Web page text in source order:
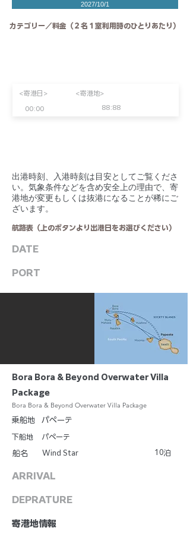
<寄港日>
00:00 88:88
<寄港地>
2027/10/1
カテゴリー／料金（２名１室利用時のひとりあたり）
​出港時刻、入港時刻は目安としてご覧くださ
い。気象条件などを含め安全上の理由で、寄
港地が変更もしくは抜港になることが稀にご
ざいます。
航路表（上のボタンより出港日をお選びください）
DATE
PORT
Bora Bora & Beyond Overwater Villa
Package
Bora Bora & Beyond Overwater Villa Package
乗船地
下船地
船名
パペーテ
パペーテ
Wind Star 10泊
ARRIVAL
DEPRATURE
​寄港地情報